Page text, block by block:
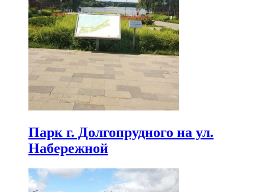
Парк г. Долгопрудного на ул.
Набережной